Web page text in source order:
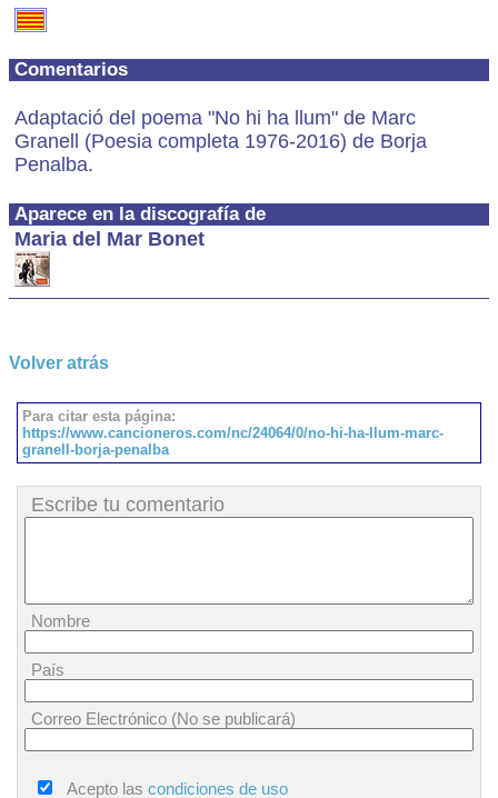
Comentarios
Adaptació del poema "No hi ha llum" de Marc
Granell (Poesia completa 1976-2016) de Borja
Penalba.
Aparece en la discografía de
Maria del Mar Bonet
Volver atrás
Para citar esta página:
https://www.cancioneros.com/nc/24064/0/no-hi-ha-llum-marc-
granell-borja-penalba
Escribe tu comentario
Nombre
País
Correo Electrónico (No se publicará)
Acepto las condiciones de uso